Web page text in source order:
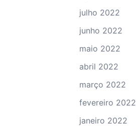
julho 2022
junho 2022
maio 2022
abril 2022
março 2022
fevereiro 2022
janeiro 2022